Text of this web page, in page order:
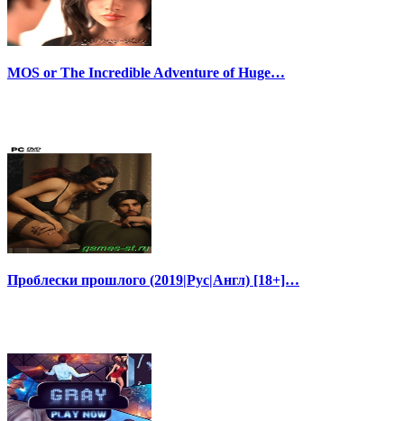
MOS or The Incredible Adventure of Huge…
Проблески прошлого (2019|Рус|Англ) [18+]…